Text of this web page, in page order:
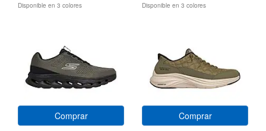
Disponible en 3 colores Disponible en 3 colores
Comprar Comprar